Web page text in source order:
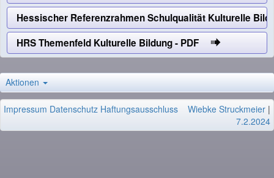
Hessischer Referenzrahmen Schulqualität Kulturelle
HRS Themenfeld Kulturelle Bildung - PDF
Aktionen
Impressum Datenschutz Haftungsausschluss Wiebke Struckmeier |
7.2.2024